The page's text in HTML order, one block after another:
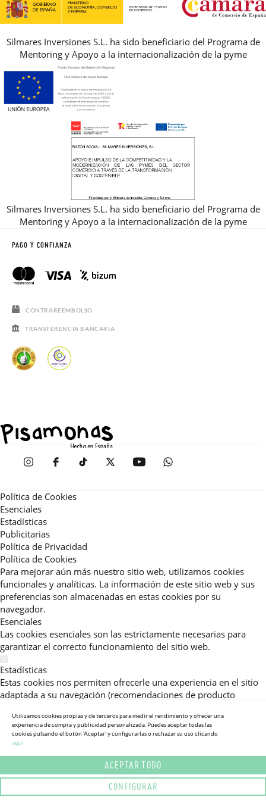
Silmares Inversiones S.L. ha sido beneficiario del Programa de
Mentoring y Apoyo a la internacionalización de la pyme
Silmares Inversiones S.L. ha sido beneficiario del Programa de
Mentoring y Apoyo a la internacionalización de la pyme
PAGO Y CONFIANZA
CONTRAREEMBOLSO
TRANSFERENCIA BANCARIA
Política de Cookies
Esenciales
Estadísticas
Publicitarias
Política de Privacidad
Política de Cookies
Para mejorar aún más nuestro sitio web, utilizamos cookies
funcionales y analíticas. La información de este sitio web y sus
preferencias son almacenadas en estas cookies por su
navegador.
Esenciales
Las cookies esenciales son las estrictamente necesarias para
garantizar el correcto funcionamiento del sitio web.
Estadísticas
Estas cookies nos permiten ofrecerle una experiencia en el sitio
adaptada a su navegación (recomendaciones de producto
consultadas, etc).Al activar esta cookie, nos ayuda a mejorar aún
más su experiencia.
Publicitarias
Estas cookies permiten a nuestros socios publicitarios enviarle
mensajes específicos y personalizados.
Utilizamos cookies propias y de terceros para medir el rendimiento y ofrecer una
experiencia de compra y publicidad personalizada. Puedes aceptar todas las
cookies pulsando el botón 'Aceptar' y configurarlas o rechazar su uso clicando
aqui.
ACEPTAR TODO
CONFIGURAR